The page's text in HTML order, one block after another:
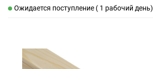
Ожидается поступление ( 1 рабочий день)